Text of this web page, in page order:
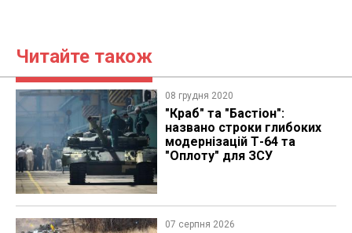
Читайте також
08 грудня 2020
​"Краб" та "Бастіон":
названо строки глибоких
модернізацій Т-64 та
"Оплоту" для ЗСУ
07 серпня 2026